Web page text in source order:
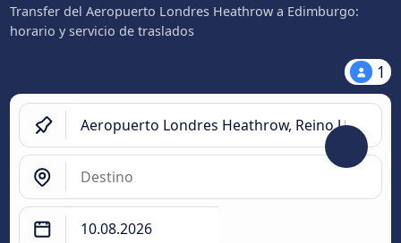
Transfer del Aeropuerto Londres Heathrow a Edimburgo:
horario y servicio de traslados
1